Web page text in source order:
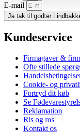
E-mail
Ja tak til godter i
Kundeservice
Firmagaver &
Ofte stillede
Cookie- og
Fortryd dit køb
Se
Reklamation
Ris og ros
Kontakt os